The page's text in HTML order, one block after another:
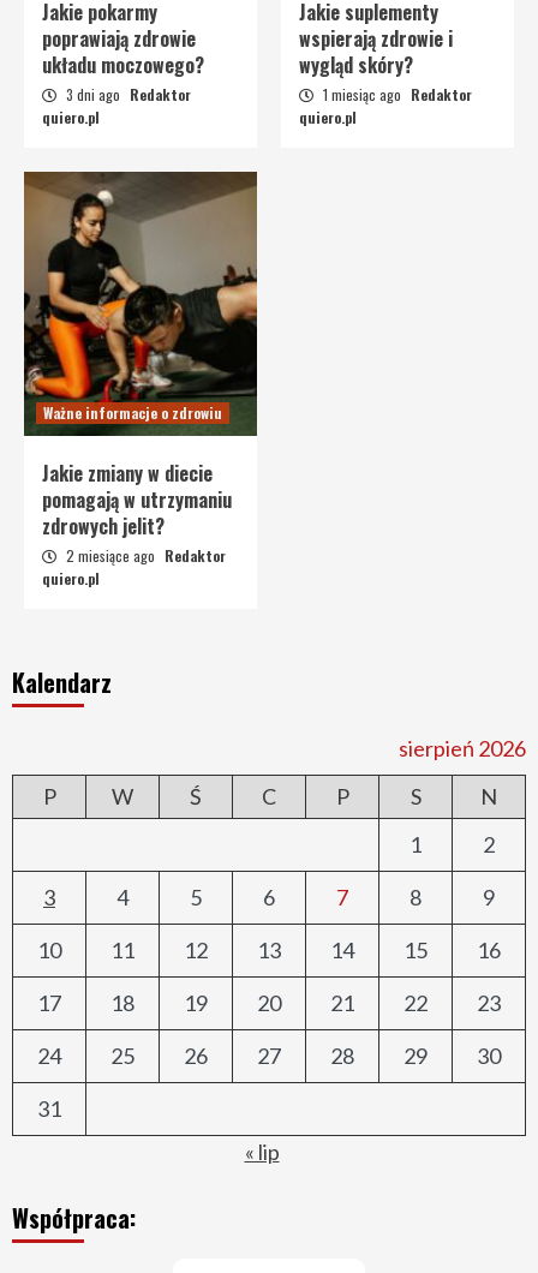
Jakie pokarmy
poprawiają zdrowie
układu moczowego?
3 dni ago Redaktor
quiero.pl
Jakie suplementy
wspierają zdrowie i
wygląd skóry?
1 miesiąc ago Redaktor
quiero.pl
Ważne informacje o zdrowiu
Jakie zmiany w diecie
pomagają w utrzymaniu
zdrowych jelit?
2 miesiące ago Redaktor
quiero.pl
Kalendarz
sierpień 2026
P
W Ś C P S
N
1
2
3
4 5 6 7 8
9
10
11 12 13 14 15
16
17
18 19 20 21 22
23
24
25 26 27 28 29
30
31
« lip
Współpraca: